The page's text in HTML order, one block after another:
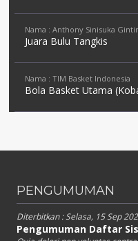
Nama : Anthony Sinisuka
Juara Bulu Tangkis
Nama : TIM Basket Indonesia
Bola Basket Utama
PENGUMUMAN
Diterbitkan :Selasa, 15 Sep
Pengumuman Daftar